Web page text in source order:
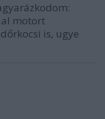
motort
is, ugye